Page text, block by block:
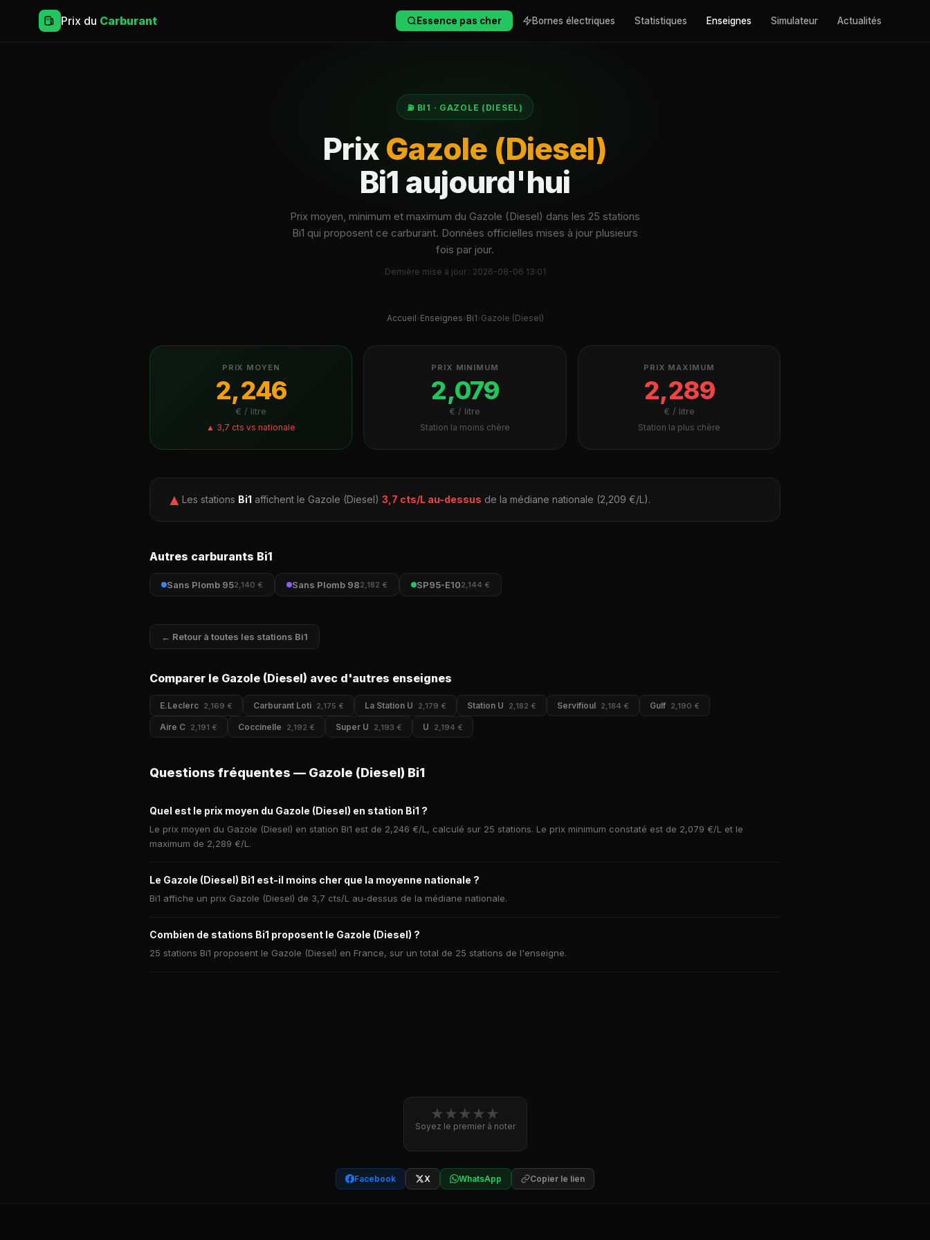
Prix du Carburant Essence pas cher Bornes électriques Statistiques Enseignes Simulateur Actualités
⛽ BI1 · GAZOLE (DIESEL)
Prix Gazole (Diesel)
Bi1 aujourd'hui
Prix moyen, minimum et maximum du Gazole (Diesel) dans les 25 stations
Bi1 qui proposent ce carburant. Données officielles mises à jour plusieurs
fois par jour.
Dernière mise à jour : 2026-08-06 13:01
Accueil› Enseignes› Bi1› Gazole (Diesel)
PRIX MOYEN
2,246
€ / litre
▲ 3,7 cts vs nationale
PRIX MINIMUM
2,079
€ / litre
Station la moins chère
PRIX MAXIMUM
2,289
€ / litre
Station la plus chère
▲ Les stations Bi1 affichent le Gazole (Diesel) 3,7 cts/L au-dessus de la médiane nationale (2,209 €/L).
Autres carburants Bi1
Sans Plomb 952,140 € Sans Plomb 982,182 € SP95-E102,144 €
← Retour à toutes les stations Bi1
Comparer le Gazole (Diesel) avec d'autres enseignes
E.Leclerc 2,169 € Carburant Loti 2,175 € La Station U 2,179 € Station U 2,182 € Servifioul 2,184 € Gulf 2,190 €
Aire C 2,191 € Coccinelle 2,192 € Super U 2,193 € U 2,194 €
Questions fréquentes — Gazole (Diesel) Bi1
Quel est le prix moyen du Gazole (Diesel) en station Bi1 ?
Le prix moyen du Gazole (Diesel) en station Bi1 est de 2,246 €/L, calculé sur 25 stations. Le prix minimum constaté est de 2,079 €/L et le
maximum de 2,289 €/L.
Le Gazole (Diesel) Bi1 est-il moins cher que la moyenne nationale ?
Bi1 affiche un prix Gazole (Diesel) de 3,7 cts/L au-dessus de la médiane nationale.
Combien de stations Bi1 proposent le Gazole (Diesel) ?
25 stations Bi1 proposent le Gazole (Diesel) en France, sur un total de 25 stations de l'enseigne.
★★★★★
Soyez le premier à noter
Facebook X WhatsApp Copier le lien